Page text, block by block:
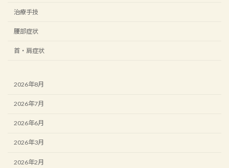
治療手技
腰部症状
首・肩症状
2026年8月
2026年7月
2026年6月
2026年3月
2026年2月